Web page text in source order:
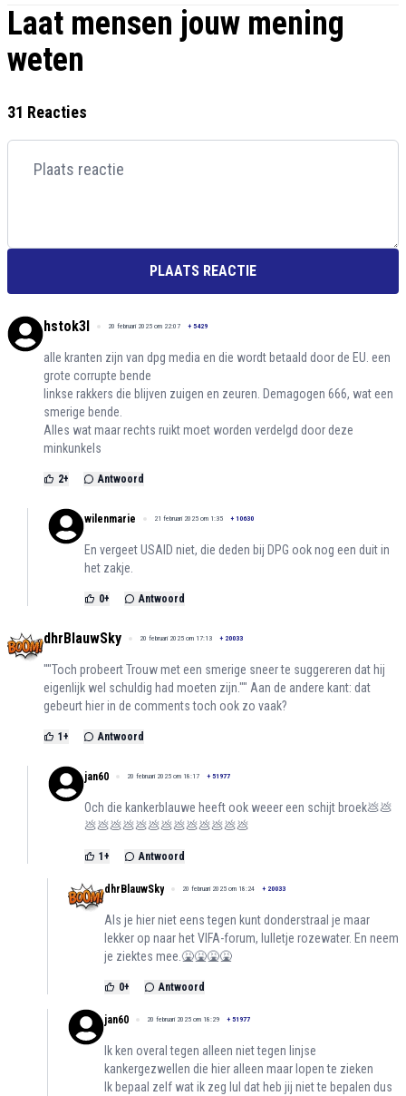
Laat mensen jouw mening
weten
31 Reacties
PLAATS REACTIE
hstok3l 20 februari 2025 om 22:07 + 5429
alle kranten zijn van dpg media en die wordt betaald door de EU. een
grote corrupte bende
linkse rakkers die blijven zuigen en zeuren. Demagogen 666, wat een
smerige bende.
Alles wat maar rechts ruikt moet worden verdelgd door deze
minkunkels
2+ Antwoord
wilenmarie 21 februari 2025 om 1:35 + 10630
En vergeet USAID niet, die deden bij DPG ook nog een duit in
het zakje.
0+ Antwoord
dhrBlauwSky 20 februari 2025 om 17:13 + 20033
""Toch probeert Trouw met een smerige sneer te suggereren dat hij
eigenlijk wel schuldig had moeten zijn."" Aan de andere kant: dat
gebeurt hier in de comments toch ook zo vaak?
1 + Antwoord
jan60 20 februari 2025 om 18:17 + 51977
Och die kankerblauwe heeft ook weeer een schijt broek💩💩
💩💩💩💩💩💩💩💩💩💩💩💩💩
1 + Antwoord
dhrBlauwSky 20 februari 2025 om 18:24 + 20033
Als je hier niet eens tegen kunt donderstraal je maar
lekker op naar het VIFA-forum, lulletje rozewater. En neem
je ziektes mee.🤮🤮🤮🤮
0+ Antwoord
jan60 20 februari 2025 om 18:29 + 51977
Ik ken overal tegen alleen niet tegen linjse
kankergezwellen die hier alleen maar lopen te zieken
Ik bepaal zelf wat ik zeg lul dat heb jij niet te bepalen dus